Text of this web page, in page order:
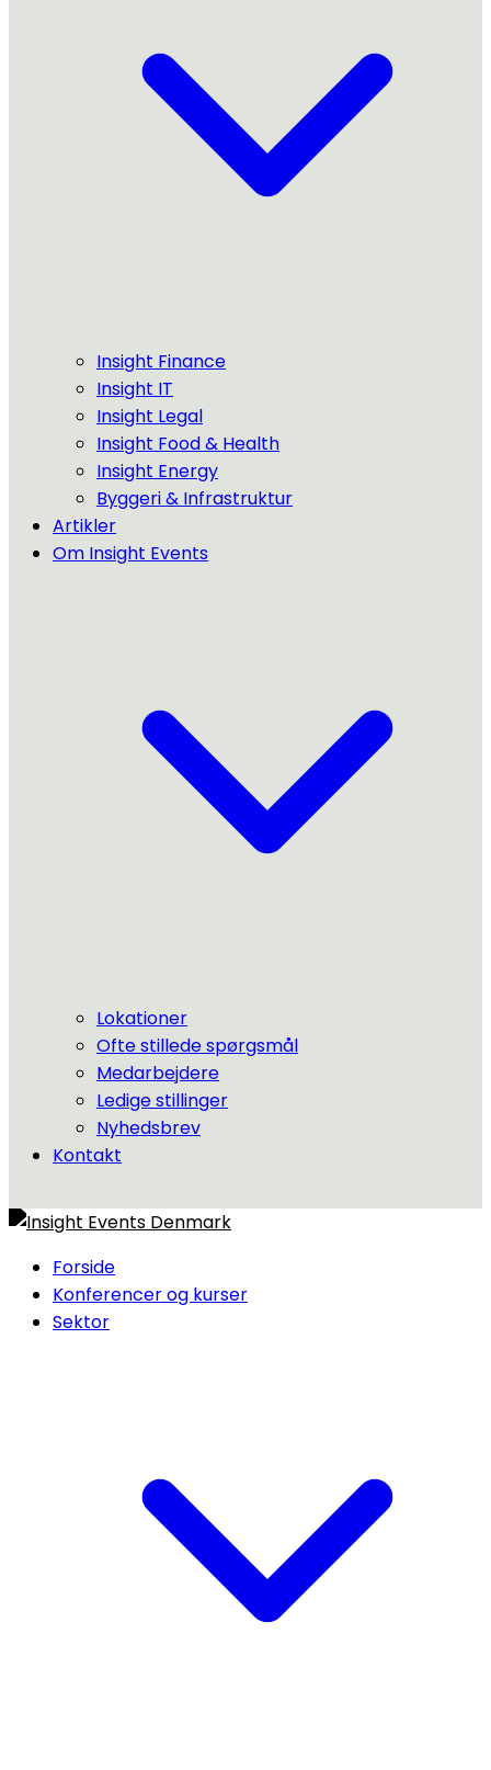
Insight Finance
Insight IT
Insight Legal
Insight Food & Health
Insight Energy
Byggeri & Infrastruktur
Artikler
Om Insight Events
Lokationer
Ofte stillede spørgsmål
Medarbejdere
Ledige stillinger
Nyhedsbrev
Kontakt
Forside
Konferencer og kurser
Sektor